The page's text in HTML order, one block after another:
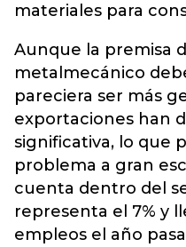
materiales para
Aunque la premisa
metalmecánico
pareciera ser más
exportaciones han
significativa, lo que
problema a gran
cuenta dentro del
representa el 7% y
empleos el año